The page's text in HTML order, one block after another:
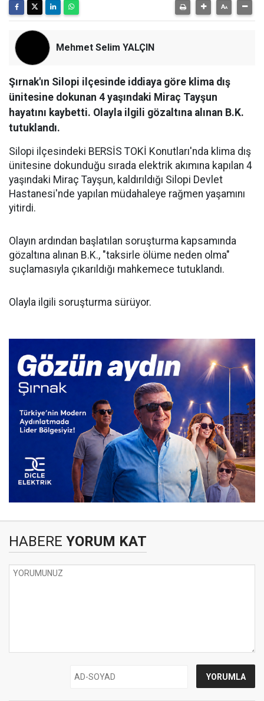
Mehmet Selim YALÇIN
Şırnak'ın Silopi ilçesinde iddiaya göre klima dış
ünitesine dokunan 4 yaşındaki Miraç Tayşun
hayatını kaybetti. Olayla ilgili gözaltına alınan B.K.
tutuklandı.
Silopi ilçesindeki BERSİS TOKİ Konutları'nda klima dış
ünitesine dokunduğu sırada elektrik akımına kapılan 4
yaşındaki Miraç Tayşun, kaldırıldığı Silopi Devlet
Hastanesi'nde yapılan müdahaleye rağmen yaşamını
yitirdi.
Olayın ardından başlatılan soruşturma kapsamında
gözaltına alınan B.K., "taksirle ölüme neden olma"
suçlamasıyla çıkarıldığı mahkemece tutuklandı.
Olayla ilgili soruşturma sürüyor.
HABERE YORUM KAT